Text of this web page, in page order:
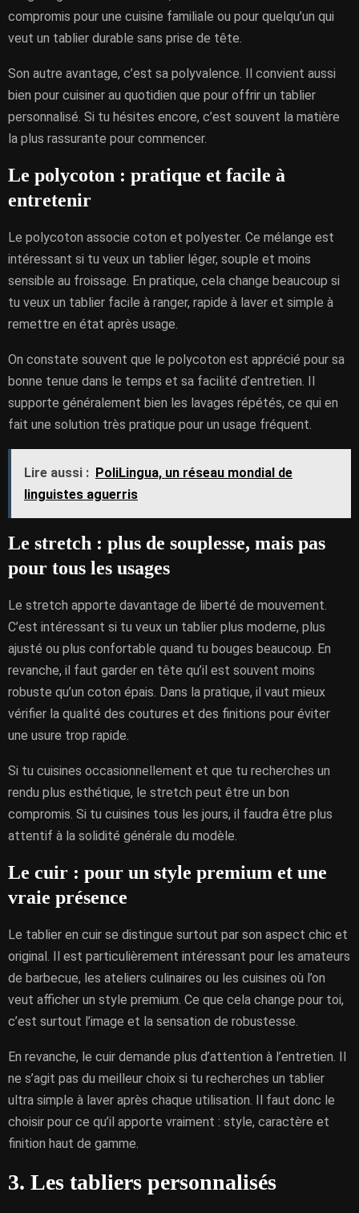
compromis pour une cuisine familiale ou pour quelqu’un qui
veut un tablier durable sans prise de tête.
Son autre avantage, c’est sa polyvalence. Il convient aussi
bien pour cuisiner au quotidien que pour offrir un tablier
personnalisé. Si tu hésites encore, c’est souvent la matière
la plus rassurante pour commencer.
Le polycoton : pratique et facile à
entretenir
Le polycoton associe coton et polyester. Ce mélange est
intéressant si tu veux un tablier léger, souple et moins
sensible au froissage. En pratique, cela change beaucoup si
tu veux un tablier facile à ranger, rapide à laver et simple à
remettre en état après usage.
On constate souvent que le polycoton est apprécié pour sa
bonne tenue dans le temps et sa facilité d’entretien. Il
supporte généralement bien les lavages répétés, ce qui en
fait une solution très pratique pour un usage fréquent.
Lire aussi : PoliLingua, un réseau mondial de
linguistes aguerris
Le stretch : plus de souplesse, mais pas
pour tous les usages
Le stretch apporte davantage de liberté de mouvement.
C’est intéressant si tu veux un tablier plus moderne, plus
ajusté ou plus confortable quand tu bouges beaucoup. En
revanche, il faut garder en tête qu’il est souvent moins
robuste qu’un coton épais. Dans la pratique, il vaut mieux
vérifier la qualité des coutures et des finitions pour éviter
une usure trop rapide.
Si tu cuisines occasionnellement et que tu recherches un
rendu plus esthétique, le stretch peut être un bon
compromis. Si tu cuisines tous les jours, il faudra être plus
attentif à la solidité générale du modèle.
Le cuir : pour un style premium et une
vraie présence
Le tablier en cuir se distingue surtout par son aspect chic et
original. Il est particulièrement intéressant pour les amateurs
de barbecue, les ateliers culinaires ou les cuisines où l’on
veut afficher un style premium. Ce que cela change pour toi,
c’est surtout l’image et la sensation de robustesse.
En revanche, le cuir demande plus d’attention à l’entretien. Il
ne s’agit pas du meilleur choix si tu recherches un tablier
ultra simple à laver après chaque utilisation. Il faut donc le
choisir pour ce qu’il apporte vraiment : style, caractère et
finition haut de gamme.
3. Les tabliers personnalisés